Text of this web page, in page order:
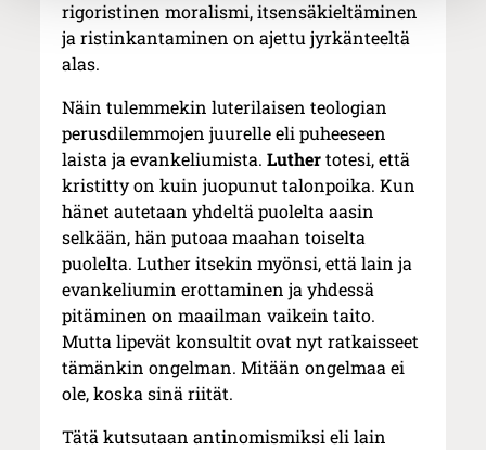
rigoristinen moralismi, itsensäkieltäminen
ja ristinkantaminen on ajettu jyrkänteeltä
alas.
Näin tulemmekin luterilaisen teologian
perusdilemmojen juurelle eli puheeseen
laista ja evankeliumista.Luthertotesi, että
kristitty on kuin juopunut talonpoika. Kun
hänet autetaan yhdeltä puolelta aasin
selkään, hän putoaa maahan toiselta
puolelta. Luther itsekin myönsi, että lain ja
evankeliumin erottaminen ja yhdessä
pitäminen on maailman vaikein taito.
Mutta lipevät konsultit ovat nyt ratkaisseet
tämänkin ongelman. Mitään ongelmaa ei
ole, koska sinä riität.
Tätä kutsutaan antinomismiksi eli lain